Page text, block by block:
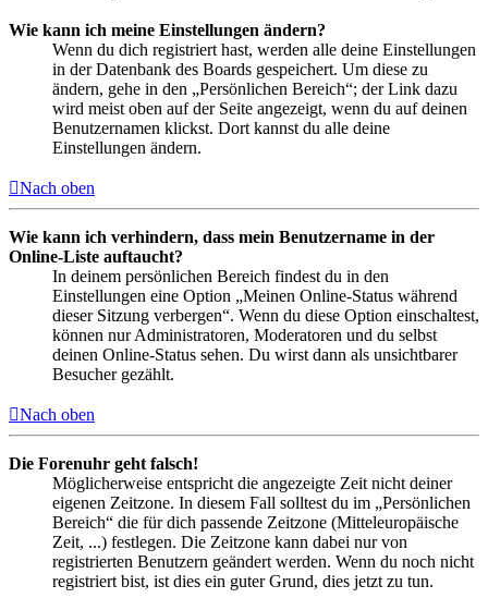
Wie kann ich meine Einstellungen ändern?
Wenn du dich registriert hast, werden alle deine Einstellungen
in der Datenbank des Boards gespeichert. Um diese zu
ändern, gehe in den „Persönlichen Bereich“; der Link dazu
wird meist oben auf der Seite angezeigt, wenn du auf deinen
Benutzernamen klickst. Dort kannst du alle deine
Einstellungen ändern.
Nach oben
Wie kann ich verhindern, dass mein Benutzername in der
Online-Liste auftaucht?
In deinem persönlichen Bereich findest du in den
Einstellungen eine Option „Meinen Online-Status während
dieser Sitzung verbergen“. Wenn du diese Option einschaltest,
können nur Administratoren, Moderatoren und du selbst
deinen Online-Status sehen. Du wirst dann als unsichtbarer
Besucher gezählt.
Nach oben
Die Forenuhr geht falsch!
Möglicherweise entspricht die angezeigte Zeit nicht deiner
eigenen Zeitzone. In diesem Fall solltest du im „Persönlichen
Bereich“ die für dich passende Zeitzone (Mitteleuropäische
Zeit, ...) festlegen. Die Zeitzone kann dabei nur von
registrierten Benutzern geändert werden. Wenn du noch nicht
registriert bist, ist dies ein guter Grund, dies jetzt zu tun.